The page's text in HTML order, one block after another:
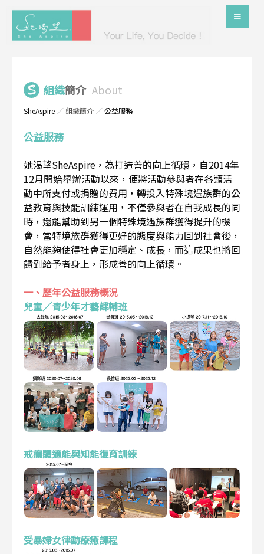
組織簡介 About
SheAspire ／組織簡介 ／公益服務
公益服務
她渴望SheAspire，為打造善的向上循環，自2014年
12月開始舉辦活動以來，便將活動參與者在各類活
動中所支付或捐贈的費用，轉投入特殊境遇族群的公
益教育與技能訓練運用，不僅參與者在自我成長的同
時，還能幫助到另一個特殊境遇族群獲得提升的機
會，當特境族群獲得更好的態度與能力回到社會後，
自然能夠使得社會更加穩定、成長，而這成果也將回
饋到給予者身上，形成善的向上循環。
一、歷年公益服務概況
兒童／青少年才藝課輔班
戒癮體適能與知能復育訓練
受暴婦女律動療癒課程